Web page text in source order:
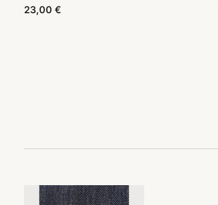
23,00 €